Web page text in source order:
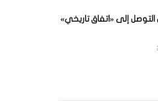
التوصل إلى «اتفاق تاريخي»